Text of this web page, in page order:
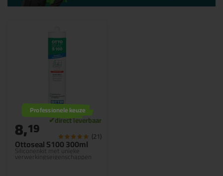
Ottoseal S100 300ml
Siliconenkit met unieke
verwerkingseigenschappen
Professionele keuze
8,19 (21)